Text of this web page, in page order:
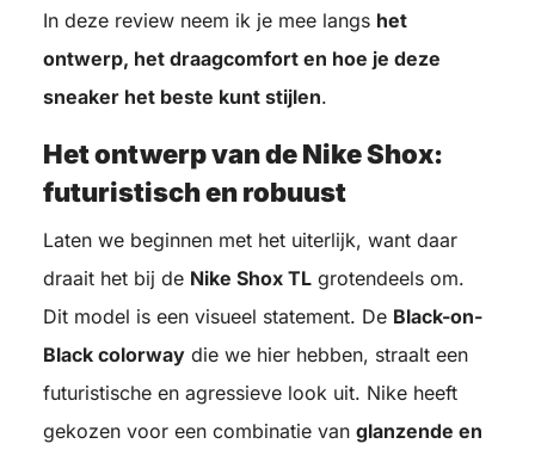
In deze review neem ik je mee langs het
ontwerp, het draagcomfort en hoe je deze
sneaker het beste kunt stijlen.
Het ontwerp van de Nike Shox:
futuristisch en robuust
Laten we beginnen met het uiterlijk, want daar
draait het bij de Nike Shox TL grotendeels om.
Dit model is een visueel statement. De Black-on-
Black colorway die we hier hebben, straalt een
futuristische en agressieve look uit. Nike heeft
gekozen voor een combinatie van glanzende en